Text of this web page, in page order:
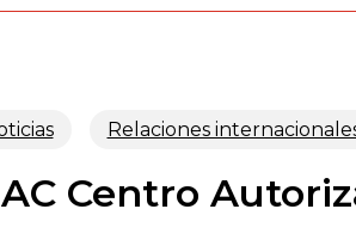
Relaciones
Centro